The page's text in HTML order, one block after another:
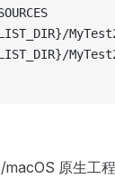
原生工